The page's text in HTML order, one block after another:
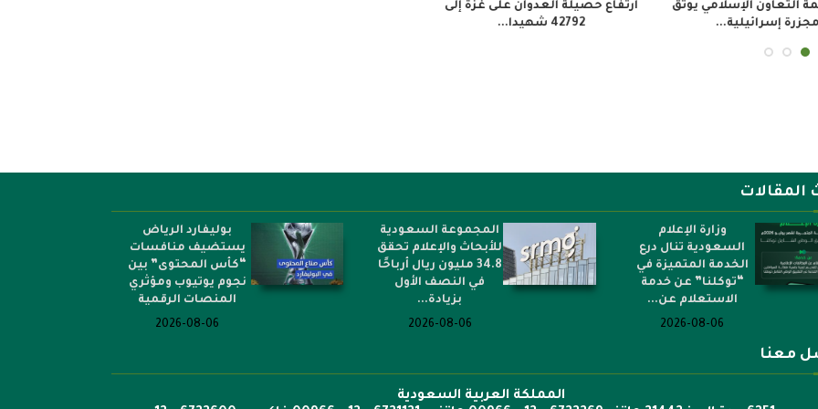
العدوان الإسرائيلي
غزة إلى...
استشهاد 640 فلسطينيًا في العدوان
الإسرائيلي على شمال...
المقالات
وزارة الإعلام
السعودية تنال درع
الخدمة المتميزة في
“توكلنا” عن خدمة
الاستعلام عن...
2026-08-06
المجموعة السعودية
للأبحاث والإعلام تحقق
34.8 مليون ريال أرباحًا
في النصف الأول
بزيادة...
2026-08-06
بوليفارد الرياض
يستضيف منافسات
“كأس المحتوى” بين
نجوم يوتيوب ومؤثري
المنصات الرقمية
2026-08-06
معنا
المملكة العربية السعودية